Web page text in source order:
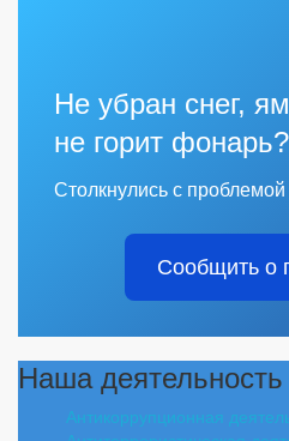
Не убран снег,
не горит фонарь?
Столкнулись с
Сообщить о
Наша деятельность
Антикоррупционная